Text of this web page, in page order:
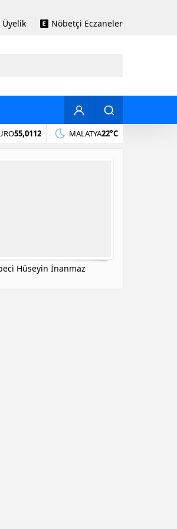
Üyelik Nöbetçi Eczaneler
55,0112 MALATYA22°C
Hüseyin İnanmaz